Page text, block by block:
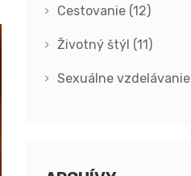
Cestovanie (12)
Životný štýl (11)
Sexuálne vzdelávanie